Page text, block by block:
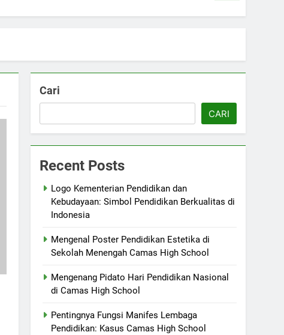
Cari
CARI
Recent Posts
Logo Kementerian Pendidikan dan
Kebudayaan: Simbol Pendidikan Berkualitas di
Indonesia
Mengenal Poster Pendidikan Estetika di
Sekolah Menengah Camas High School
Mengenang Pidato Hari Pendidikan Nasional
di Camas High School
Pentingnya Fungsi Manifes Lembaga
Pendidikan: Kasus Camas High School